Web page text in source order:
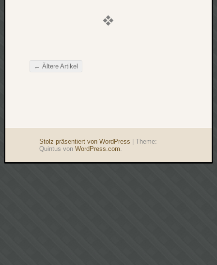
Beitragsnavigation
← Ältere Artikel
Stolz präsentiert von WordPress
Theme:
Quintus von WordPress.com